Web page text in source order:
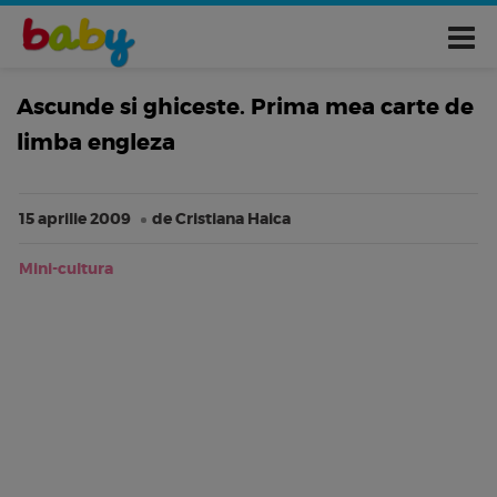
Ascunde si ghiceste. Prima mea carte de
limba engleza
15 aprilie 2009 de Cristiana Haica
Mini-cultura